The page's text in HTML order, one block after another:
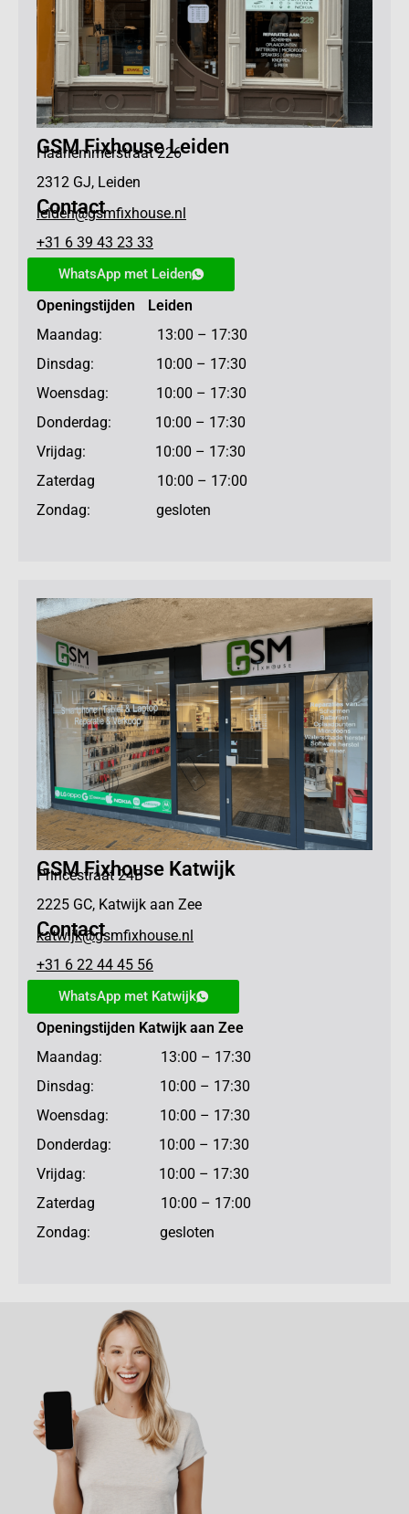
GSM Fixhouse Leiden
Haarlemmerstraat 226
2312 GJ, Leiden
Contact
leiden@gsmfixhouse.nl
+31 6 39 43 23 33
WhatsApp met Leiden
Openingstijden Leiden
Maandag: 13:00 – 17:30
Dinsdag: 10:00 – 17:30
Woensdag: 10:00 – 17:30
Donderdag: 10:00 – 17:30
Vrijdag: 10:00 – 17:30
Zaterdag 10:00 – 17:00
Zondag: gesloten
GSM Fixhouse Katwijk
Princestraat 24B
2225 GC, Katwijk aan Zee
Contact
katwijk@gsmfixhouse.nl
+31 6 22 44 45 56
WhatsApp met Katwijk
Openingstijden Katwijk aan Zee
Maandag: 13:00 – 17:30
Dinsdag: 10:00 – 17:30
Woensdag: 10:00 – 17:30
Donderdag: 10:00 – 17:30
Vrijdag: 10:00 – 17:30
Zaterdag 10:00 – 17:00
Zondag: gesloten